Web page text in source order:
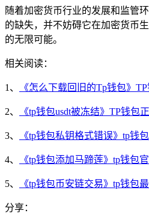
随着加密货币行业的发展和监管
的缺失，并不妨碍它在加密货币
的无限可能。
相关阅读：
1、 《怎么下载回旧的Tp钱包》
2、 《tp钱包usdt被冻结》TP钱包
3、 《tp钱包私钥格式错误》tp钱
4、 《tp钱包添加马蹄莲》tp钱包
5、 《tp钱包币安链交易》tp钱包
分享：